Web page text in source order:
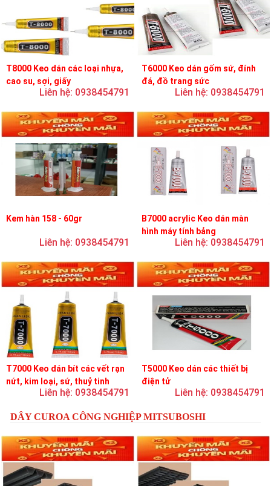
T8000 Keo dán các loại nhựa,
cao su, sợi, giấy
Liên hệ: 0938454791
T6000 Keo dán gốm sứ, đính
đá, đồ trang sức
Liên hệ: 0938454791
Kem hàn 158 - 60gr
Liên hệ: 0938454791
B7000 acrylic Keo dán màn
hình máy tính bảng
Liên hệ: 0938454791
T7000 Keo dán bít các vết rạn
nứt, kim loại, sứ, thuỷ tinh
Liên hệ: 0938454791
T5000 Keo dán các thiết bị
điện tử
Liên hệ: 0938454791
DÂY CUROA CÔNG NGHIỆP MITSUBOSHI